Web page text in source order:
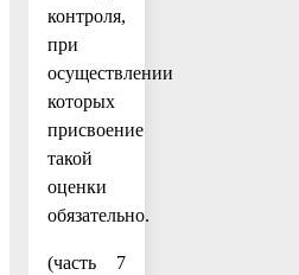
контроля,
при
осуществлении
которых
присвоение
такой
оценки
обязательно.
(часть 7